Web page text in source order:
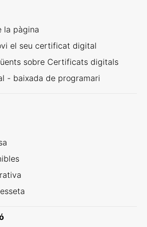
la pàgina
el seu certificat digital
sobre Certificats digitals
- baixada de programari